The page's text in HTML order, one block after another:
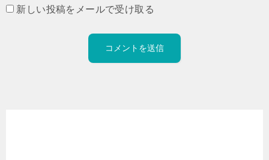
新しい投稿をメールで受け取る